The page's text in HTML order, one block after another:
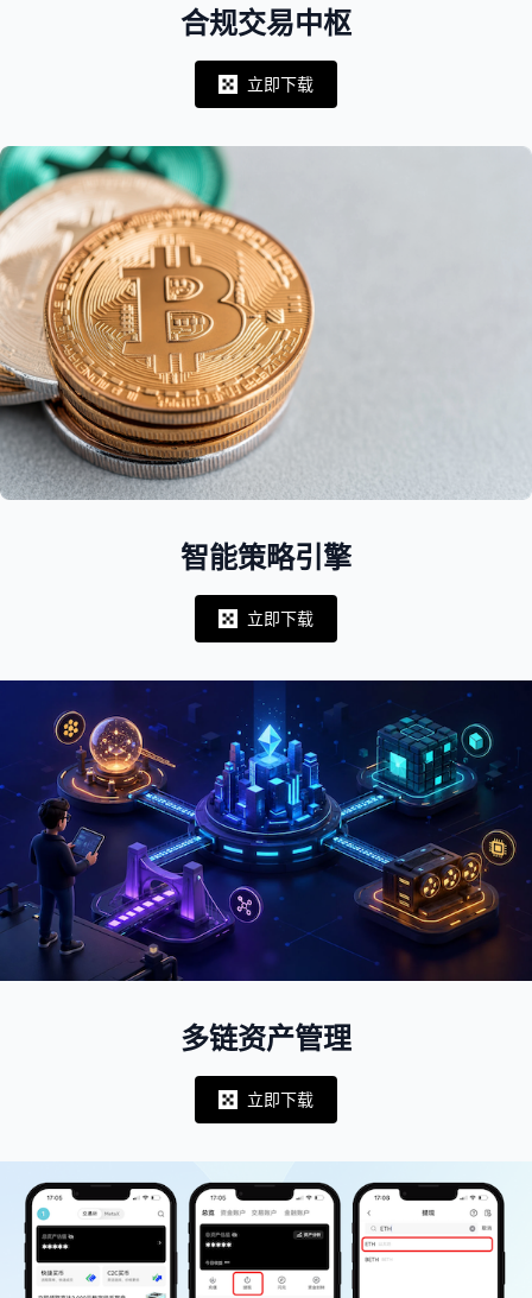
合规交易中枢
Notifications
立即下载
智能策略引擎
Notifications
立即下载
多链资产管理
Notifications
立即下载